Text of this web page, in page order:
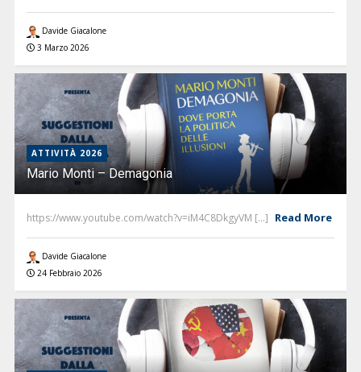
Davide Giacalone
3 Marzo 2026
ATTIVITÀ 2026
Mario Monti – Demagonia
https://www.youtube.com/watch?v=iM4C8DkgyVM [...] Read More
Davide Giacalone
24 Febbraio 2026